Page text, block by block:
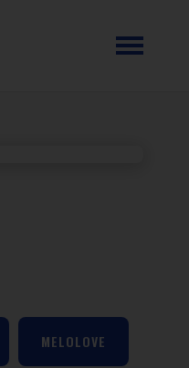
MELOLOVE